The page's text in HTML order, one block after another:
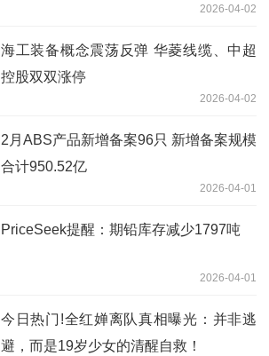
2026-04-02
海工装备概念震荡反弹 华菱线缆、中超
控股双双涨停
2026-04-02
2月ABS产品新增备案96只 新增备案规模
合计950.52亿
2026-04-01
PriceSeek提醒：期铅库存减少1797吨
2026-04-01
今日热门!全红婵离队真相曝光：并非逃
避，而是19岁少女的清醒自救！